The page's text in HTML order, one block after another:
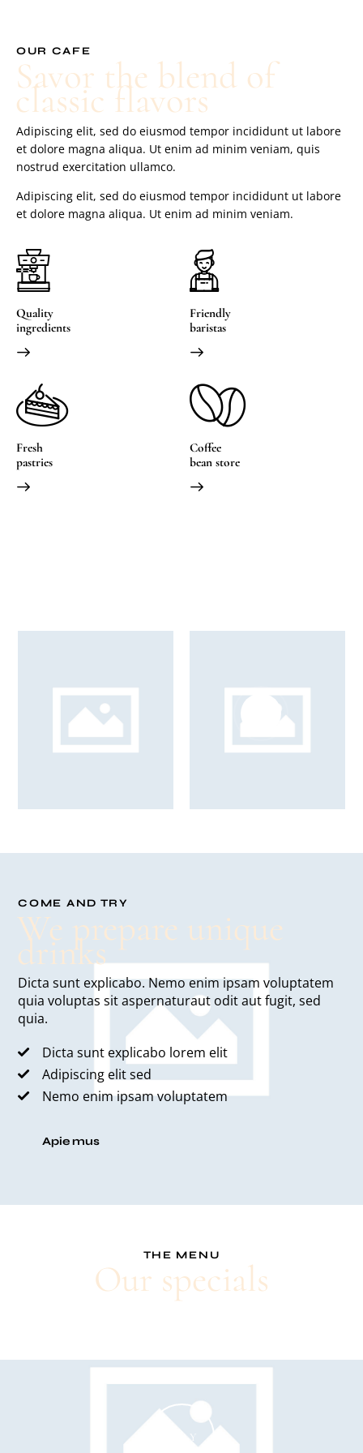
OUR CAFE
Savor the blend of
classic flavors
Adipiscing elit, sed do eiusmod tempor incididunt ut labore
et dolore magna aliqua. Ut enim ad minim veniam, quis
nostrud exercitation ullamco.
Adipiscing elit, sed do eiusmod tempor incididunt ut labore
et dolore magna aliqua. Ut enim ad minim veniam.
Quality
ingredients
Friendly
baristas
Fresh
pastries
Coffee
bean store
COME AND TRY
We prepare unique
drinks
Dicta sunt explicabo. Nemo enim ipsam voluptatem
quia voluptas sit aspernaturaut odit aut fugit, sed
quia.
Dicta sunt explicabo lorem elit
Adipiscing elit sed
Nemo enim ipsam voluptatem
Apie mus
THE MENU
Our specials
PLAY